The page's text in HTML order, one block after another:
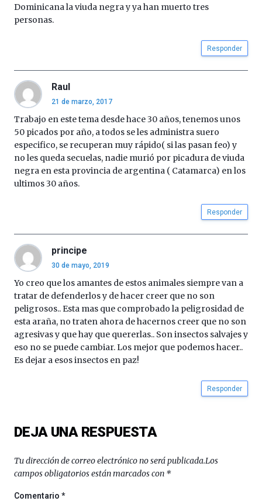
Dominicana la viuda negra y ya han muerto tres
personas.
Responder
Raul
21 de marzo, 2017
Trabajo en este tema desde hace 30 años, tenemos unos
50 picados por año, a todos se les administra suero
especifico, se recuperan muy rápido( si las pasan feo) y
no les queda secuelas, nadie murió por picadura de viuda
negra en esta provincia de argentina ( Catamarca) en los
ultimos 30 años.
Responder
principe
30 de mayo, 2019
Yo creo que los amantes de estos animales siempre van a
tratar de defenderlos y de hacer creer que no son
peligrosos.. Esta mas que comprobado la peligrosidad de
esta araña, no traten ahora de hacernos creer que no son
agresivas y que hay que quererlas.. Son insectos salvajes y
eso no se puede cambiar. Los mejor que podemos hacer..
Es dejar a esos insectos en paz!
Responder
DEJA UNA RESPUESTA
Tu dirección de correo electrónico no será publicada.Los
campos obligatorios están marcados con *
Comentario*